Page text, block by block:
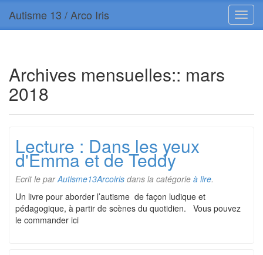
Autisme 13 / Arco Iris
Archives mensuelles:: mars
2018
Lecture : Dans les yeux
d'Emma et de Teddy
Ecrit le parAutisme13Arcoiris dans la catégorie à lire.
Un livre pour aborder l’autisme de façon ludique et
pédagogique, à partir de scènes du quotidien. Vous pouvez
le commander ici